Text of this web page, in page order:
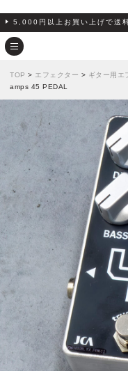
5,000円以上お買い上げで送
TOP > エフェクター > ギター用エ
amps 45 PEDAL